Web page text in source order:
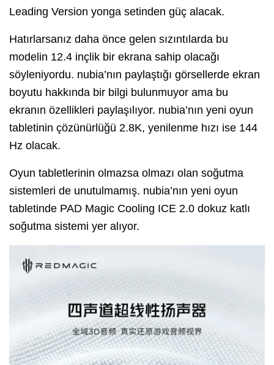
Leading Version yonga setinden güç alacak.
Hatırlarsanız daha önce gelen sızıntılarda bu
modelin 12.4 inçlik bir ekrana sahip olacağı
söyleniyordu. nubia’nın paylaştığı görsellerde ekran
boyutu hakkında bir bilgi bulunmuyor ama bu
ekranın özellikleri paylaşılıyor. nubia’nın yeni oyun
tabletinin çözünürlüğü 2.8K, yenilenme hızı ise 144
Hz olacak.
Oyun tabletlerinin olmazsa olmazı olan soğutma
sistemleri de unutulmamış. nubia’nın yeni oyun
tabletinde PAD Magic Cooling ICE 2.0 dokuz katlı
soğutma sistemi yer alıyor.